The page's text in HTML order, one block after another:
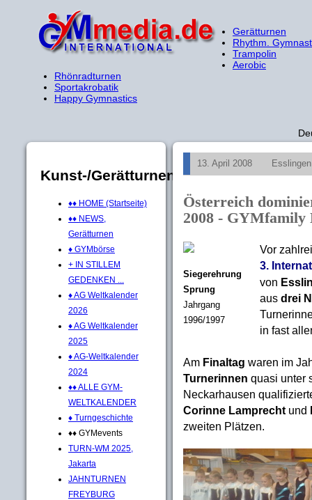
Gerätturnen
Rhythm.
Trampolin
Aerobic
Rhönradturnen
Sportakrobatik
Happy Gymnastics
Kunst-/Gerätturnen
♦♦ HOME (Startseite)
♦♦ NEWS,
Gerätturnen
♦ GYMbörse
+ IN STILLEM
GEDENKEN ...
♦ AG Weltkalender
2026
♦ AG Weltkalender
2025
♦ AG-Weltkalender
2024
♦♦ ALLE GYM-
WELTKALENDER
♦ Turngeschichte
♦♦ GYMevents
TURN-WM 2025,
Jakarta
JAHNTURNEN
FREYBURG
13. April 2008
Österreich
2008 - GYMfamily
Siegerehrung
Sprung
Jahrgang
1996/1997
Vor
3.
von
aus drei
in fast
Am Finaltag waren im
Turnerinnen quasi unter
Neckarhausen
Corinne Lamprecht und
zweiten Plätzen.